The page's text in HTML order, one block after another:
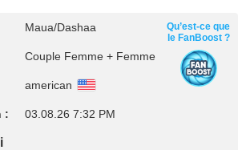
Maua/Dashaa
Couple Femme + Femme
american
: 03.08.26 7:32 PM
Qu’est-ce que
le FanBoost ?